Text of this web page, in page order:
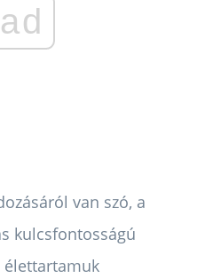
ad
van szó, a
kulcsfontosságú
élettartamuk